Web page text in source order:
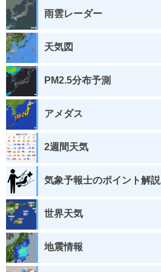
雨雲レーダー
天気図
PM2.5分布予測
アメダス
2週間天気
気象予報士のポイント解説
世界天気
地震情報